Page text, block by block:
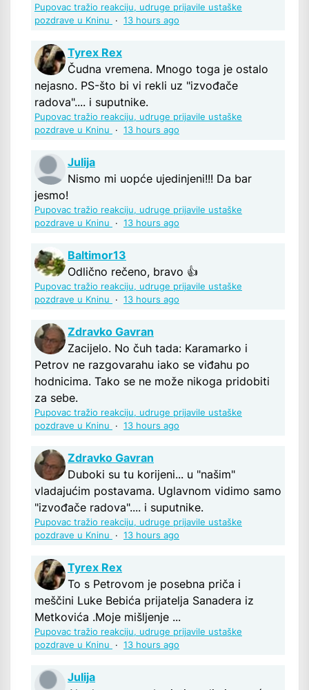
Pupovac tražio reakciju, udruge prijavile ustaške
pozdrave u Kninu
· 13 hours ago
Tyrex Rex
Čudna vremena. Mnogo toga je ostalo
nejasno. PS-što bi vi rekli uz "izvođače
radova".... i suputnike.
Pupovac tražio reakciju, udruge prijavile ustaške
pozdrave u Kninu
· 13 hours ago
Julija
Nismo mi uopće ujedinjeni!!! Da bar
jesmo!
Pupovac tražio reakciju, udruge prijavile ustaške
pozdrave u Kninu
· 13 hours ago
Baltimor13
Odlično rečeno, bravo 👍
Pupovac tražio reakciju, udruge prijavile ustaške
pozdrave u Kninu
· 13 hours ago
Zdravko Gavran
Zacijelo. No čuh tada: Karamarko i
Petrov ne razgovarahu iako se viđahu po
hodnicima. Tako se ne može nikoga pridobiti
za sebe.
Pupovac tražio reakciju, udruge prijavile ustaške
pozdrave u Kninu
· 13 hours ago
Zdravko Gavran
Duboki su tu korijeni... u "našim"
vladajućim postavama. Uglavnom vidimo samo
"izvođače radova".... i suputnike.
Pupovac tražio reakciju, udruge prijavile ustaške
pozdrave u Kninu
· 13 hours ago
Tyrex Rex
To s Petrovom je posebna priča i
meščini Luke Bebića prijatelja Sanadera iz
Metkovića .Moje mišljenje ...
Pupovac tražio reakciju, udruge prijavile ustaške
pozdrave u Kninu
· 13 hours ago
Julija